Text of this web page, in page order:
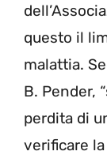
questo il
malattia.
B. Pender,
perdita di
verificare